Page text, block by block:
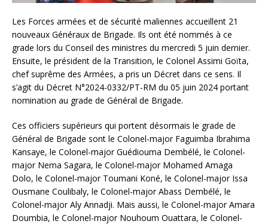
Les Forces armées et de sécurité maliennes accueillent 21
nouveaux Généraux de Brigade. Ils ont été nommés à ce
grade lors du Conseil des ministres du mercredi 5 juin dernier.
Ensuite, le président de la Transition, le Colonel Assimi Goïta,
chef suprême des Armées, a pris un Décret dans ce sens. Il
s’agit du Décret N°2024-0332/PT-RM du 05 juin 2024 portant
nomination au grade de Général de Brigade.
Ces officiers supérieurs qui portent désormais le grade de
Général de Brigade sont le Colonel-major Faguimba Ibrahima
Kansaye, le Colonel-major Guédiouma Dembélé, le Colonel-
major Nema Sagara, le Colonel-major Mohamed Amaga
Dolo, le Colonel-major Toumani Koné, le Colonel-major Issa
Ousmane Coulibaly, le Colonel-major Abass Dembélé, le
Colonel-major Aly Annadji. Mais aussi, le Colonel-major Amara
Doumbia, le Colonel-major Nouhoum Ouattara, le Colonel-